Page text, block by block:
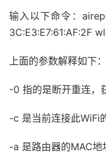
输入以下命令：
3C:E3:E7:61:AF:2F
上面的参数解释如下：
-0 指的是断开重连，
-c 是当前连接此WiFi
-a 是路由器的MAC地